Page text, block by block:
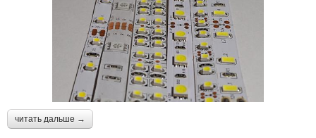
читать дальше →